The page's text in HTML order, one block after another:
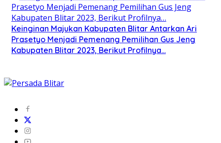
Keinginan Majukan Kabupaten Blitar Antarkan Ari
Prasetyo Menjadi Pemenang Pemilihan Gus Jeng
Kabupaten Blitar 2023, Berikut Profilnya…